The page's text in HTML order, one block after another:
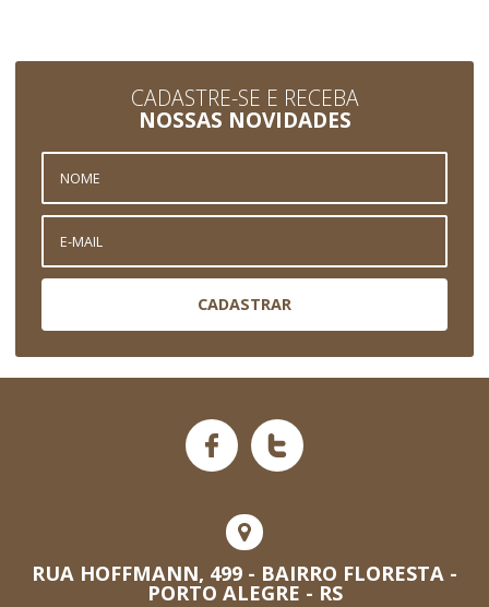
CADASTRE-SE E RECEBA
NOSSAS NOVIDADES
CADASTRAR
RUA HOFFMANN, 499 - BAIRRO FLORESTA -
PORTO ALEGRE - RS